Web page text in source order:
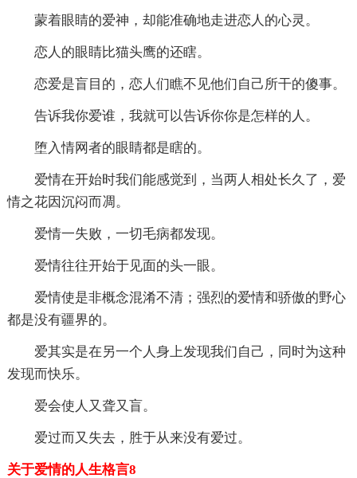
蒙着眼睛的爱神，却能准确地走进恋人的心灵。
恋人的眼睛比猫头鹰的还瞎。
恋爱是盲目的，恋人们瞧不见他们自己所干的傻事。
告诉我你爱谁，我就可以告诉你你是怎样的人。
堕入情网者的眼睛都是瞎的。
爱情在开始时我们能感觉到，当两人相处长久了，爱
情之花因沉闷而凋。
爱情一失败，一切毛病都发现。
爱情往往开始于见面的头一眼。
爱情使是非概念混淆不清；强烈的爱情和骄傲的野心
都是没有疆界的。
爱其实是在另一个人身上发现我们自己，同时为这种
发现而快乐。
爱会使人又聋又盲。
爱过而又失去，胜于从来没有爱过。
关于爱情的人生格言8